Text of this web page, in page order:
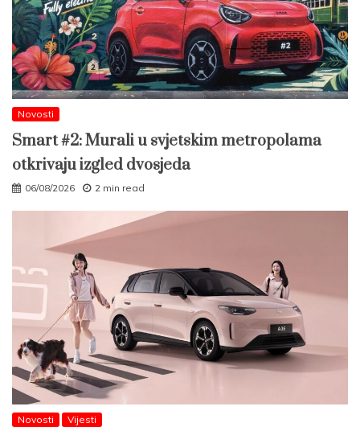
Novosti
Smart #2: Murali u svjetskim metropolama
otkrivaju izgled dvosjeda
06/08/2026 2 min read
Novosti Vijesti